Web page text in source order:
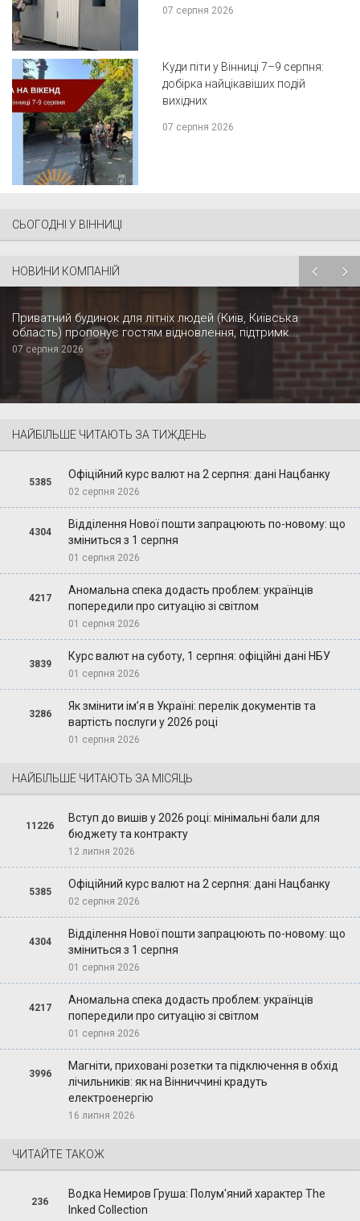
07 серпня 2026
Куди піти у Вінниці 7–9 серпня:
добірка найцікавіших подій
вихідних
07 серпня 2026
СЬОГОДНІ У ВІННИЦІ
НОВИНИ КОМПАНІЙ
Приватний будинок для літніх людей (Київ, Київська
область) пропонує гостям відновлення, підтримк...
07 серпня 2026
НАЙБІЛЬШЕ ЧИТАЮТЬ ЗА ТИЖДЕНЬ
5385
Офіційний курс валют на 2 серпня: дані Нацбанку
02 серпня 2026
4304
Відділення Нової пошти запрацюють по-новому: що
зміниться з 1 серпня
01 серпня 2026
4217
Аномальна спека додасть проблем: українців
попередили про ситуацію зі світлом
01 серпня 2026
3839
Курс валют на суботу, 1 серпня: офіційні дані НБУ
01 серпня 2026
3286
Як змінити ім’я в Україні: перелік документів та
вартість послуги у 2026 році
01 серпня 2026
НАЙБІЛЬШЕ ЧИТАЮТЬ ЗА МІСЯЦЬ
11226
Вступ до вишів у 2026 році: мінімальні бали для
бюджету та контракту
12 липня 2026
5385
Офіційний курс валют на 2 серпня: дані Нацбанку
02 серпня 2026
4304
Відділення Нової пошти запрацюють по-новому: що
зміниться з 1 серпня
01 серпня 2026
4217
Аномальна спека додасть проблем: українців
попередили про ситуацію зі світлом
01 серпня 2026
3996
Магніти, приховані розетки та підключення в обхід
лічильників: як на Вінниччині крадуть
електроенергію
16 липня 2026
ЧИТАЙТЕ ТАКОЖ
236
Водка Немиров Груша: Полум'яний характер The
Inked Collection